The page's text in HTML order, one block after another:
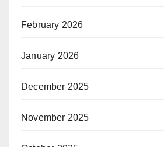
February 2026
January 2026
December 2025
November 2025